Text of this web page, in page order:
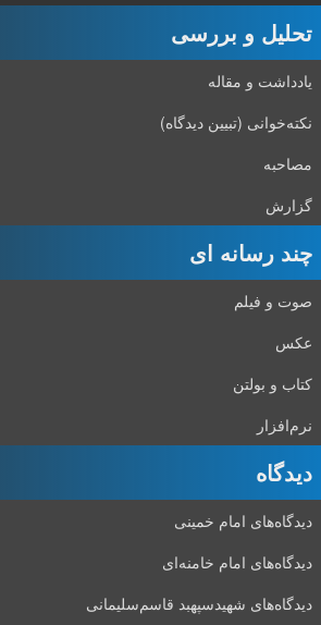
تحلیل و بررسی
یادداشت و مقاله
نکته‌خوانی (تبیین دیدگاه)
مصاحبه
گزارش
چند رسانه ای
صوت و فیلم
عکس
کتاب و بولتن
نرم‌افزار
دیدگاه‌
دیدگاه‌های امام خمینی
دیدگاه‌های امام خامنه‌ای
دیدگاه‌های شهید‌سپهبد قاسم‌سلیمانی